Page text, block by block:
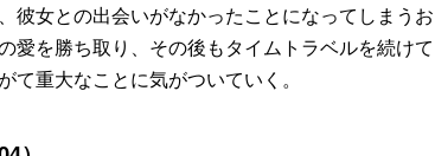
彼女との出会いがなかったことになってしまうお
愛を勝ち取り、その後もタイムトラベルを続けて
重大なことに気がついていく。